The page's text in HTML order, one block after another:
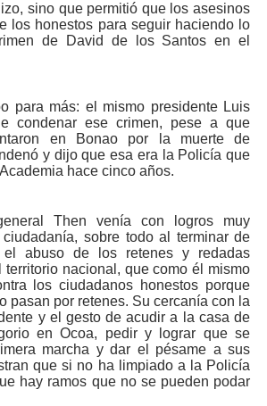
sino que permitió que los asesinos
los honestos para seguir haciendo lo
de David de los Santos en el
para más: el mismo presidente Luis
condenar ese crimen, pese a que
en Bonao por la muerte de
y dijo que esa era la Policía que
hace cinco años.
Then venía con logros muy
sobre todo al terminar de
abuso de los retenes y redadas
territorio nacional, que como él mismo
los ciudadanos honestos porque
pasan por retenes. Su cercanía con la
y el gesto de acudir a la casa de
en Ocoa, pedir y lograr que se
marcha y dar el pésame a sus
que si no ha limpiado a la Policía
hay ramos que no se pueden podar